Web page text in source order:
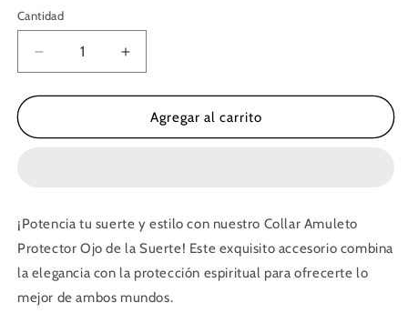
Cantidad
Reducir
cantidad
para
corazón
Aumentar
cantidad
para
Collar/Amuleto
corazón
Agregar al carrito
¡Potencia tu suerte y estilo con nuestro Collar Amuleto
Protector Ojo de la Suerte! Este exquisito accesorio combina
la elegancia con la protección espiritual para ofrecerte lo
mejor de ambos mundos.